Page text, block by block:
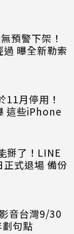
預警下架！
過 曝全新勒索
11月停用！
這些iPhone
掰了！LINE
式退場 備份
音台灣9/30
句點